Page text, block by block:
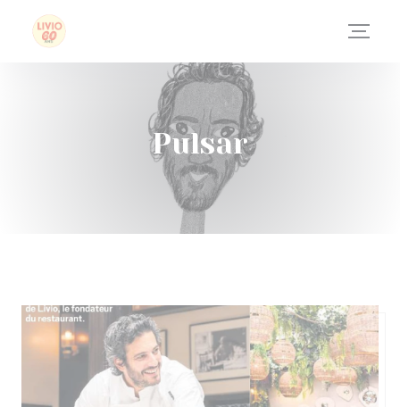
Personalización de sus opciones de cookies
Pulsar